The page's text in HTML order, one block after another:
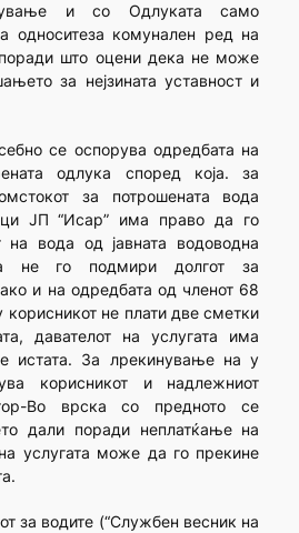
и со Одлуката само
односитеза комунален ред на
поради што оцени дека не може
за нејзината уставност и
се оспорува одредбата на
одлука според која. за
за потрошената вода
ЈП “Исар” има право да го
на вода од јавната водоводна
не го подмири долгот за
и на одредбата од членот 68
корисникот не плати две сметки
давателот на услугата има
истата. За лрекинување на у
корисникот и надлежниот
Во врска со предното се
дали поради неплатќање на
услугата може да го прекине
за водите (“Службен весник на